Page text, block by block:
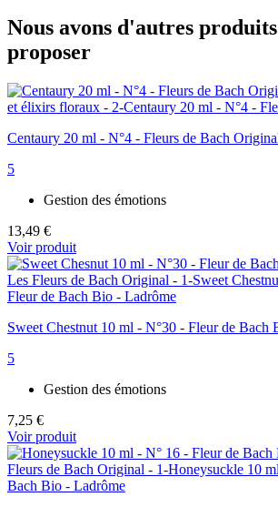
Nous avons d'autres
proposer
Centaury 20 ml - N°4 - Fleurs de Bach
5
Gestion des émotions
13,49 €
Voir produit
Sweet Chestnut 10 ml - N°30 - Fleur de Bach
5
Gestion des émotions
7,25 €
Voir produit